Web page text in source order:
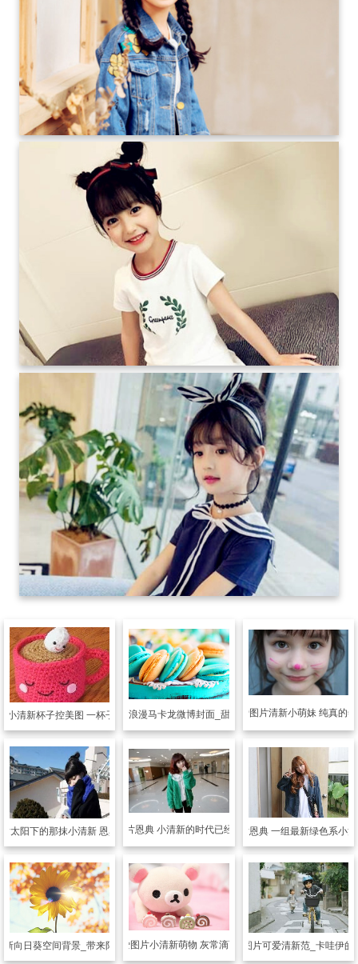
小清新杯子控美图 一杯子,一bei子
可爱图片清新浪漫马卡龙微博封面_甜蜜滋味马卡龙
可爱图片清新小萌妹 纯真的
太阳下的那抹小清新 恩典高清图
可爱图片恩典 小清新的时代已经过去了
可爱图片恩典 一组最新绿色系小
新向日葵空间背景_带来阳光的向日葵
可爱图片小清新萌物 灰常滴可爱可爱图片可爱清新范_卡哇伊的